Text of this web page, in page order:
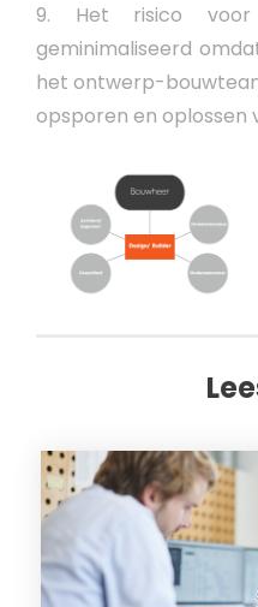
9. Het risico
geminimaliseerd
het ontwerp-
opsporen en oplossen